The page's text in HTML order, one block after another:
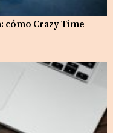
cómo Crazy Time